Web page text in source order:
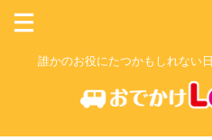
誰かのお役にたつかもしれない